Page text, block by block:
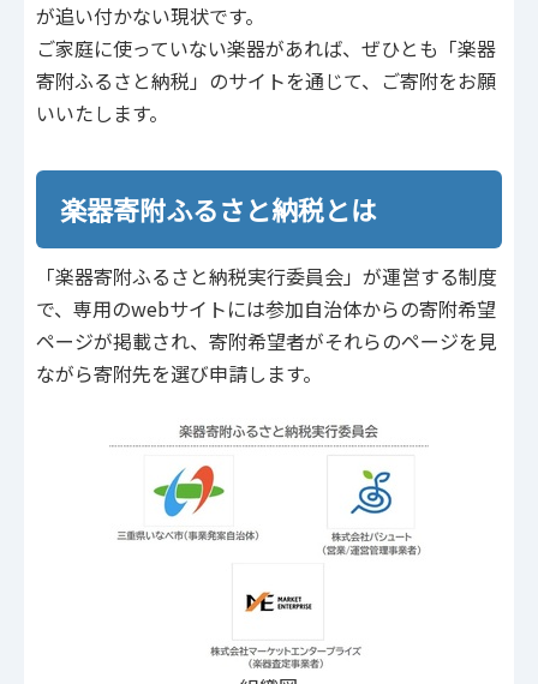
が追い付かない現状です。
ご家庭に使っていない楽器があれば、ぜひとも「楽器
寄附ふるさと納税」のサイトを通じて、ご寄附をお願
いいたします。
楽器寄附ふるさと納税とは
「楽器寄附ふるさと納税実行委員会」が運営する制度
で、専用のwebサイトには参加自治体からの寄附希望
ページが掲載され、寄附希望者がそれらのページを見
ながら寄附先を選び申請します。